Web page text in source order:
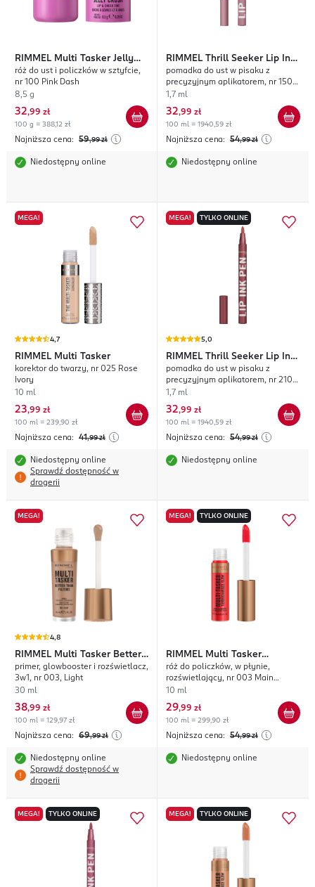
RIMMEL Multi Tasker Jelly
Crush
róż do ust i policzków w sztyfcie,
nr 100 Pink Dash
8,5 g
32,99 zł
100 g = 388,12 zł
Najniższa cena: 59,99 zł
Niedostępny online
RIMMEL Thrill Seeker Lip Ink
Pen
pomadka do ust w pisaku z
precyzyjnym aplikatorem, nr 150
Tres Chic
1,7 ml
32,99 zł
100 ml = 1940,59 zł
Najniższa cena: 54,99 zł
Niedostępny online
MEGA!
4,7
RIMMEL Multi Tasker
korektor do twarzy, nr 025 Rose
Ivory
10 ml
23,99 zł
100 ml = 239,90 zł
Najniższa cena: 41,99 zł
Niedostępny online
Sprawdź dostępność w
drogerii
MEGA! TYLKO ONLINE
5,0
RIMMEL Thrill Seeker Lip Ink
Pen
pomadka do ust w pisaku z
precyzyjnym aplikatorem, nr 210
Crush Canvas
1,7 ml
32,99 zł
100 ml = 1940,59 zł
Najniższa cena: 54,99 zł
Niedostępny online
MEGA!
4,8
RIMMEL Multi Tasker Better
Than Filters
primer, glowbooster i rozświetlacz,
3w1, nr 003, Light
30 ml
38,99 zł
100 ml = 129,97 zł
Najniższa cena: 69,99 zł
Niedostępny online
Sprawdź dostępność w
drogerii
MEGA! TYLKO ONLINE
RIMMEL Multi Tasker
Turbocharged Glow
róż do policzków, w płynie,
rozświetlający, nr 003 Main
Character
10 ml
29,99 zł
100 ml = 299,90 zł
Najniższa cena: 54,99 zł
Niedostępny online
MEGA! TYLKO ONLINE MEGA! TYLKO ONLINE